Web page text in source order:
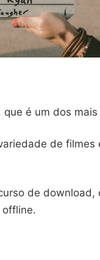
é um dos
de filmes
de download,
offline.